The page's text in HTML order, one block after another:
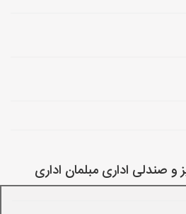
و صندلی اداری مبلمان اداری